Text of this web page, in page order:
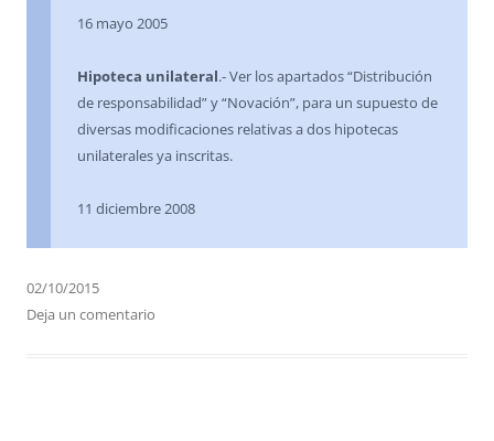
16 mayo 2005
Hipoteca unilateral.- Ver los apartados “Distribución
de responsabilidad” y “Novación”, para un supuesto de
diversas modificaciones relativas a dos hipotecas
unilaterales ya inscritas.
11 diciembre 2008
02/10/2015
Deja un comentario